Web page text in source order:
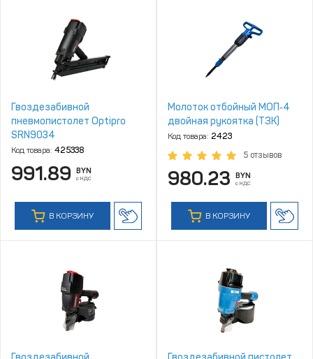
Гвоздезабивной
пневмопистолет Optipro
SRN9034
Код товара: 425338
991.89 BYN
с НДС
В КОРЗИНУ
Молоток отбойный МОП‑4
двойная рукоятка (ТЗК)
Код товара: 2423
5 отзывов
980.23 BYN
с НДС
В КОРЗИНУ